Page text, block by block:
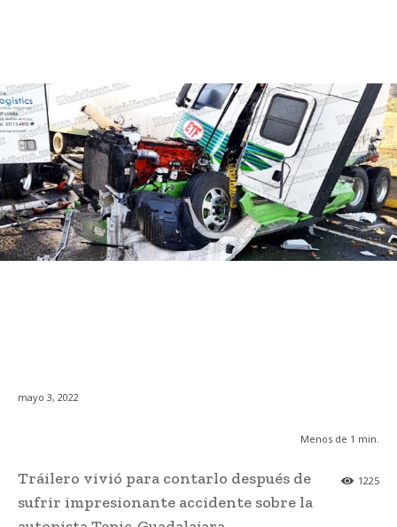
mayo 3, 2022
Menos de 1 min.
1225
Tráilero vivió para contarlo después de
sufrir impresionante accidente sobre la